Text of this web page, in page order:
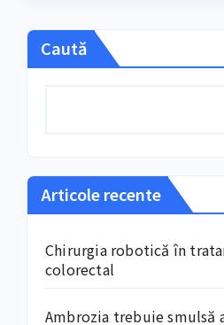
Caută
Articole recente
Chirurgia robotică în
colorectal
Ambrozia trebuie smulsă